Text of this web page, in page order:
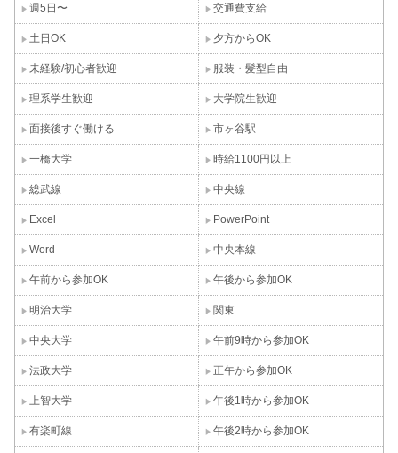
週5日〜 交通費支給
土日OK 夕方からOK
未経験/初心者歓迎 服装・髪型自由
理系学生歓迎 大学院生歓迎
面接後すぐ働ける 市ヶ谷駅
一橋大学 時給1100円以上
総武線 中央線
Excel PowerPoint
Word 中央本線
午前から参加OK 午後から参加OK
明治大学 関東
中央大学 午前9時から参加OK
法政大学 正午から参加OK
上智大学 午後1時から参加OK
有楽町線 午後2時から参加OK